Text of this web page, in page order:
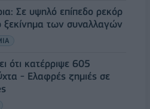
Σε υψηλό επίπεδο ρεκόρ
ξεκίνημα των συναλλαγών
ότι κατέρριψε 605
- Ελαφρές ζημιές σε